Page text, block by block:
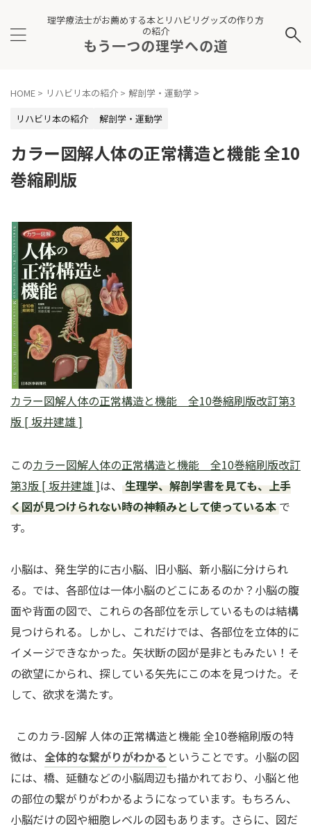
理学療法士がお薦めする本とリハビリグッズの作り方
の紹介
もう一つの理学への道
HOME > リハビリ本の紹介 > 解剖学・運動学 >
リハビリ本の紹介
解剖学・運動学
カラー図解人体の正常構造と機能 全10
巻縮刷版
カラー図解人体の正常構造と機能 全10巻縮刷版改訂第3
版 [ 坂井建雄 ]
このカラー図解人体の正常構造と機能 全10巻縮刷版改訂
第3版 [ 坂井建雄 ]は、 生理学、解剖学書を見ても、上手
く図が見つけられない時の神頼みとして使っている本 で
す。
小脳は、発生学的に古小脳、旧小脳、新小脳に分けられ
る。では、各部位は一体小脳のどこにあるのか？小脳の腹
面や背面の図で、これらの各部位を示しているものは結構
見つけられる。しかし、これだけでは、各部位を立体的に
イメージできなかった。矢状断の図が是非ともみたい！そ
の欲望にかられ、探している矢先にこの本を見つけた。そ
して、欲求を満たす。
このカラ-図解 人体の正常構造と機能 全10巻縮刷版の特
徴は、 全体的な繋がりがわかる ということです。小脳の図
には、橋、延髄などの小脳周辺も描かれており、小脳と他
の部位の繋がりがわかるようになっています。もちろん、
小脳だけの図や細胞レベルの図もあります。さらに、図だ